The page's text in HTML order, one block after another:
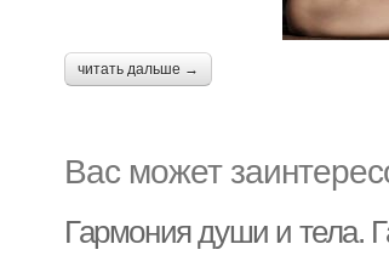
читать дальше →
Вас может
Гармония души и тела.